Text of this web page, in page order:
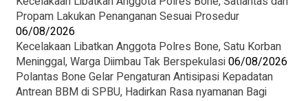
Propam Lakukan Penanganan Sesuai Prosedur
06/08/2026
Kecelakaan Libatkan Anggota Polres Bone, Satu Korban
Meninggal, Warga Diimbau Tak Berspekulasi06/08/2026
Polantas Bone Gelar Pengaturan Antisipasi Kepadatan
Antrean BBM di SPBU, Hadirkan Rasa nyamanan Bagi